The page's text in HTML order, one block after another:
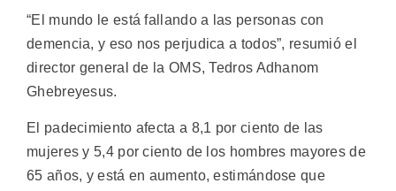
“El mundo le está fallando a las personas con
demencia, y eso nos perjudica a todos”, resumió el
director general de la OMS, Tedros Adhanom
Ghebreyesus.
El padecimiento afecta a 8,1 por ciento de las
mujeres y 5,4 por ciento de los hombres mayores de
65 años, y está en aumento, estimándose que